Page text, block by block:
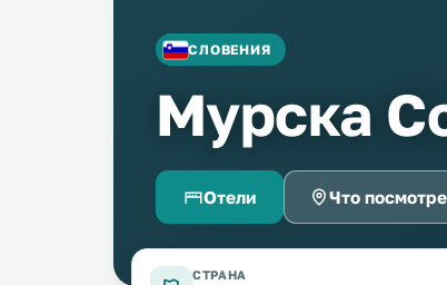
СЛОВЕНИЯ
Мурска
Отели Что
СТРАНА